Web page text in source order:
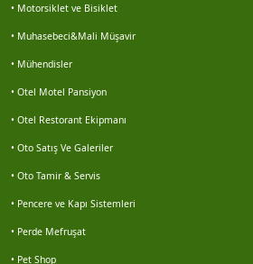
Motosiklet lastikleri servisi buz motor
Volkan kocabaş
Hidayet kabaçam
• Motorsiklet ve Bisiklet
• Muhasebeci&Mali Müşavir
• Mühendisler
• Otel Motel Pansiyon
• Otel Restorant Ekipmanı
• Oto Satış Ve Galeriler
• Oto Tamir & Servis
• Pencere ve Kapı Sistemleri
• Perde Mefruşat
• Pet Shop